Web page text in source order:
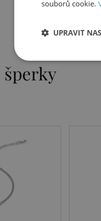
šperky
souborů cookie.
UPRAVIT